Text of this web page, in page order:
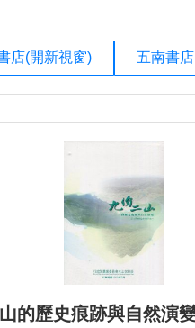
店(開新視窗) 五南書
的歷史痕跡與自然演